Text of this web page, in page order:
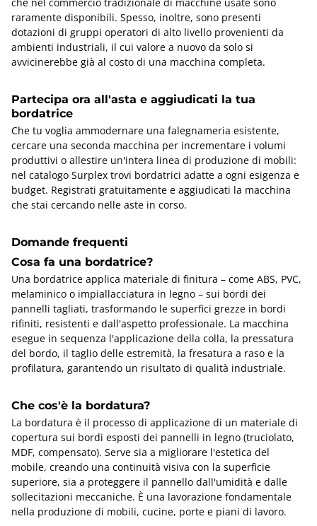
raramente disponibili. Spesso, inoltre, sono presenti
dotazioni di gruppi operatori di alto livello provenienti da
ambienti industriali, il cui valore a nuovo da solo si
avvicinerebbe già al costo di una macchina completa.
Partecipa ora all'asta e aggiudicati la tua
bordatrice
Che tu voglia ammodernare una falegnameria esistente,
cercare una seconda macchina per incrementare i volumi
produttivi o allestire un'intera linea di produzione di mobili:
nel catalogo Surplex trovi bordatrici adatte a ogni esigenza e
budget. Registrati gratuitamente e aggiudicati la macchina
che stai cercando nelle aste in corso.
Domande frequenti
Cosa fa una bordatrice?
Una bordatrice applica materiale di finitura – come ABS, PVC,
melaminico o impiallacciatura in legno – sui bordi dei
pannelli tagliati, trasformando le superfici grezze in bordi
rifiniti, resistenti e dall'aspetto professionale. La macchina
esegue in sequenza l'applicazione della colla, la pressatura
del bordo, il taglio delle estremità, la fresatura a raso e la
profilatura, garantendo un risultato di qualità industriale.
Che cos'è la bordatura?
La bordatura è il processo di applicazione di un materiale di
copertura sui bordi esposti dei pannelli in legno (truciolato,
MDF, compensato). Serve sia a migliorare l'estetica del
mobile, creando una continuità visiva con la superficie
superiore, sia a proteggere il pannello dall'umidità e dalle
sollecitazioni meccaniche. È una lavorazione fondamentale
nella produzione di mobili, cucine, porte e piani di lavoro.